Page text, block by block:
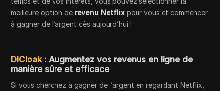
meilleure option de revenu Netflix pour vous et commencer
à gagner de l’argent dès aujourd’hui !
DICloak : Augmentez vos revenus en ligne de
manière sûre et efficace
Si vous cherchez à gagner de l’argent en regardant Netflix,